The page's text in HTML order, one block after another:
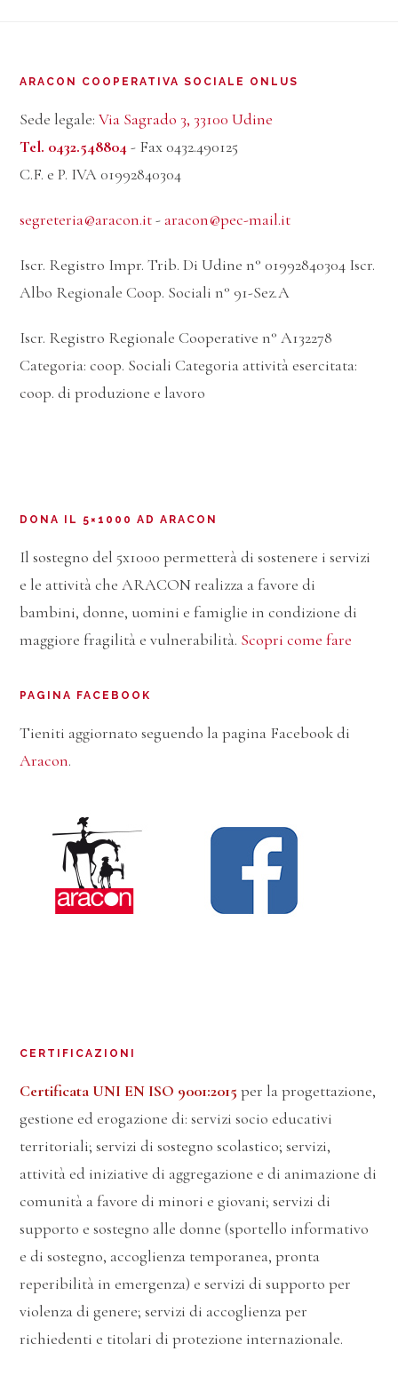
ARACON COOPERATIVA SOCIALE ONLUS
Sede legale:Via Sagrado 3, 33100 Udine
Tel. 0432.548804- Fax 0432.490125
C.F. e P. IVA 01992840304
segreteria@aracon.it- aracon@pec-mail.it
Iscr. Registro Impr. Trib. Di Udine n° 01992840304 Iscr.
Albo Regionale Coop. Sociali n° 91-Sez.A
Iscr. Registro Regionale Cooperative n° A132278
Categoria: coop. Sociali Categoria attività esercitata:
coop. di produzione e lavoro
DONA IL 5×1000 AD ARACON
Il sostegno del 5x1000 permetterà di sostenere i servizi
e le attività che ARACON realizza a favore di
bambini, donne, uomini e famiglie in condizione di
maggiore fragilità e vulnerabilità. Scopri come fare
PAGINA FACEBOOK
Tieniti aggiornato seguendo la pagina Facebook di
Aracon.
CERTIFICAZIONI
Certificata UNI EN ISO 9001:2015 per la progettazione,
gestione ed erogazione di: servizi socio educativi
territoriali; servizi di sostegno scolastico; servizi,
attività ed iniziative di aggregazione e di animazione di
comunità a favore di minori e giovani; servizi di
supporto e sostegno alle donne (sportello informativo
e di sostegno, accoglienza temporanea, pronta
reperibilità in emergenza) e servizi di supporto per
violenza di genere; servizi di accoglienza per
richiedenti e titolari di protezione internazionale.